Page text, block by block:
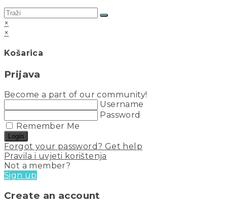
×
×
Košarica
Prijava
Become a part of our community!
Username
Password
Remember Me
Login
Forgot your password? Get help
Pravila i uvjeti korištenja
Not a member?
Sign up
Create an account